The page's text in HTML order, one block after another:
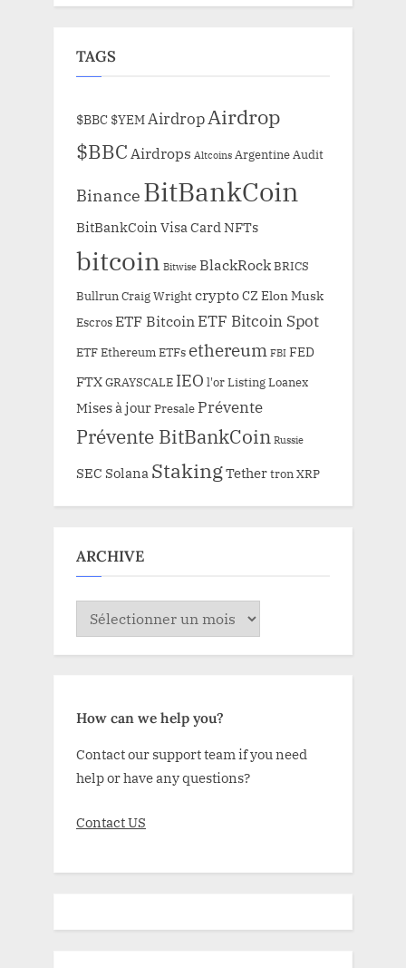
TAGS
$BBC $YEMAirdropAirdrop
$BBCAirdrops Altcoins ArgentineAudit
Binance BitBankCoin
BitBankCoin Visa Card NFTs
bitcoin Bitwise BlackRockBRICS
BullrunCraig WrightcryptoCZ Elon Musk
EscrosETF Bitcoin ETF Bitcoin Spot
ETF EthereumETFs ethereum FBI FED
FTXGRAYSCALE IEO l'orListingLoanex
Mises à jourPresale Prévente
Prévente BitBankCoin Russie
SEC Solana StakingTethertronXRP
ARCHIVE
ARCHIVE
How can we help you?
Contact our support team if you need
help or have any questions?
Contact US